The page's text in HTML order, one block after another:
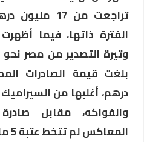
الفترة ذاتها، فيما
درهم، أغلبها من
والفواكه، مقابل
المعاكس لم تتخط عتبة 5 ملايين درهم.